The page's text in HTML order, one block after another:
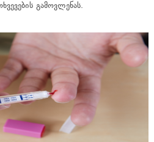
გამოვლენას.